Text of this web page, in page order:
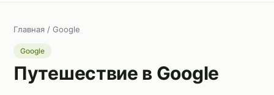
Главная / Google
Google
Путешествие в Google